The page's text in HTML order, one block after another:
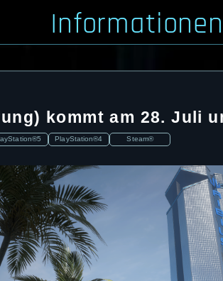
Informationen
kommt am 28. Juli
PlayStation®4 Steam®